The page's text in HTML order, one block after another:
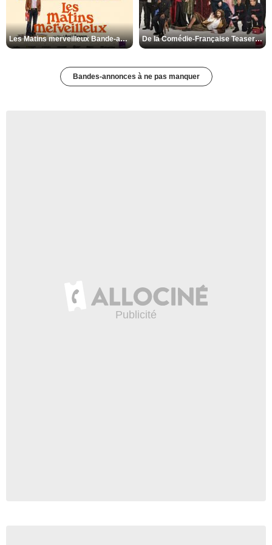
Les Matins merveilleux Bande-annonce VF De la Comédie-Française Teaser VF
Bandes-annonces à ne pas manquer